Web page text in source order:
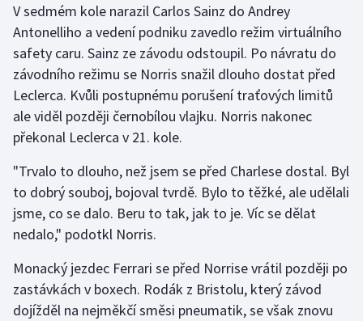
Triatlon
Veslování
Vodní slalom
Volejbal
Ostatní
V sedmém kole narazil Carlos Sainz do Andrey
Antonelliho a vedení podniku zavedlo režim virtuálního
safety caru. Sainz ze závodu odstoupil. Po návratu do
závodního režimu se Norris snažil dlouho dostat před
Leclerca. Kvůli postupnému porušení traťových limitů
ale viděl později černobílou vlajku. Norris nakonec
překonal Leclerca v 21. kole.
"Trvalo to dlouho, než jsem se před Charlese dostal. Byl
to dobrý souboj, bojoval tvrdě. Bylo to těžké, ale udělali
jsme, co se dalo. Beru to tak, jak to je. Víc se dělat
nedalo," podotkl Norris.
Monacký jezdec Ferrari se před Norrise vrátil později po
zastávkách v boxech. Rodák z Bristolu, který závod
dojížděl na nejměkčí směsi pneumatik, se však znovu